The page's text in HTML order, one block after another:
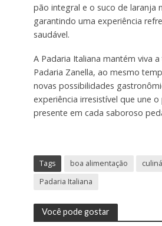
pão integral e o suco de laranja
garantindo uma experiência
saudável.
A Padaria Italiana mantém viva
Padaria Zanella, ao mesmo
novas possibilidades
experiência irresistível que une
presente em cada saboroso
Tags boa alimentação
Padaria Italiana
Você pode gostar